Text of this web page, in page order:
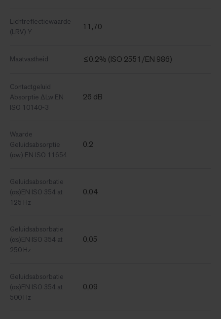
Lichtreflectiewaarde
(LRV) Y
11,70
Maatvastheid ≤0.2% (ISO 2551/EN 986)
Contactgeluid
Absorptie ΔLw EN
ISO 10140-3
26 dB
Waarde
Geluidsabsorptie
(αw) EN ISO 11654
0.2
Geluidsabsorbatie
(αs)EN ISO 354 at
125 Hz
0,04
Geluidsabsorbatie
(αs)EN ISO 354 at
250 Hz
0,05
Geluidsabsorbatie
(αs)EN ISO 354 at
500 Hz
0,09